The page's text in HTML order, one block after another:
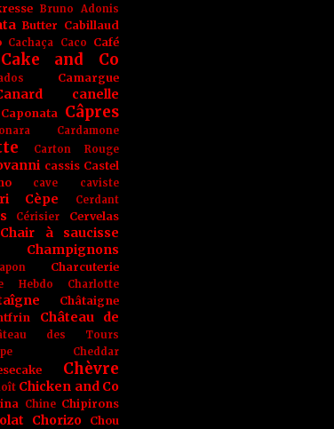
Bruno Adonis
Butter Cabillaud
Cachaça Caco Café
Cake and Co
Camargue
canelle
Caponata Câpres
Cardamone
Carton Rouge
cassis Castel
cave caviste
Cèpe Cerdant
Cérisier Cervelas
Chair à saucisse
Champignons
Charcuterie
Hebdo
Charlotte
Châtaigne
Château de
des Tours
Cheddar
Chèvre
Chicken and Co
Chine Chipirons
Chorizo
Chou